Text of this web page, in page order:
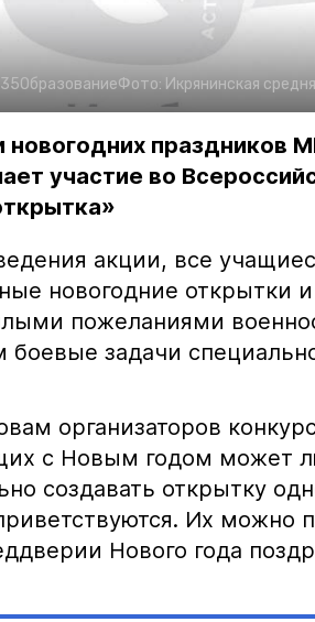
ОбразованиеФото: Икрянинская
новогодних праздников
участие во
акции, все
новогодние открытки
пожеланиями
задачи
организаторов
с Новым годом может
создавать открытку
Их можно
Нового года